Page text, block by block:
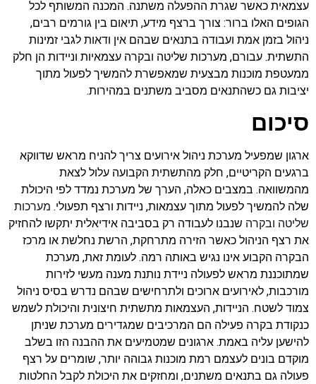
עצמאית כאשר שגרת ההפעלה משתנה. המכנה המשותף לכל
הגופים האלו ברור: צורך ברצף מידע, תיאום בין גורמים רבים,
ניהול בזמן אמת ועבודה בתנאים שבהם אין ודאות לגבי זמינות
התשתית. עבורם, מערכות שליטה ובקרה עצמאיות וניידות הן חלק
ממעטפת מוכנות מבצעית שמאפשרת להמשיך לפעול מתוך
יציבות גם כשהתנאים מסביב משתנים במהירות.
סיכום
ארגון שמפעיל מערכת ניהול אירועים צריך להניח מראש שדווקא
ברגעים הקריטיים, חלק מהתשתית הקבועה עלול לצאת
מהמשוואה. במצבים כאלה, הערך של מערכת נמדד לפי היכולת
שלה להמשיך לפעול מתוך עצמאות, ניידות ורצף תפעולי. מערכות
שליטה ובקרה שנבנו לעבודה רק בסביבה אידיאלית יתקשו להחזיק
את רצף הניהול כאשר הזירה מתרחקת, הרשת נחלשת או מרכז
הבקרה הקבוע אינו נגיש באותה רמה. לעומת זאת, מערכת
שמתוכננת מראש לפעולה ניידת נותנת מענה מעשי לזירות
מורכבות, לאירועים ארוכים ולתרחישים שבהם נדרש בסיס ניהול
צמוד לשטח. הניידות, העצמאות מתשתית חיצונית והיכולת לשמש
כנקודת בקרה פעילה הם המרכיבים שמגדירים מערכת שניתן
להישען עליה באמת. ארגונים שמטמיעים את ההבנה הזו בשלב
מוקדם בונים לעצמם רמת מוכנות גבוהה יותר, שומרים על רצף
פעולה גם בתנאים משתנים, ומחזקים את היכולת לקבל החלטות